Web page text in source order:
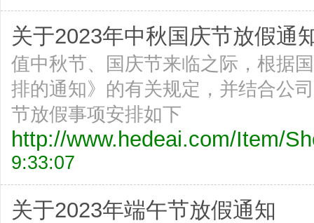
关于2023年中秋国庆节放假通
值中秋节、国庆节来临之际，根据
排的通知》的有关规定，并结合公
节放假事项安排如下
http://www.hedeai.com/Item/
9:33:07
关于2023年端午节放假通知